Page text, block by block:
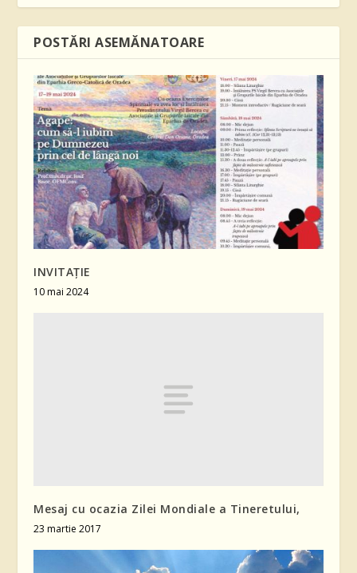
POSTĂRI ASEMĂNATOARE
INVITAŢIE
10 mai 2024
Mesaj cu ocazia Zilei Mondiale a Tineretului,
23 martie 2017